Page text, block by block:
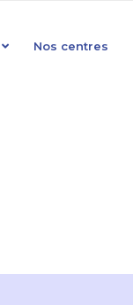
Nos centres